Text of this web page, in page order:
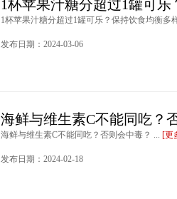
1杯苹果汁糖分超过1罐可
1杯苹果汁糖分超过1罐可乐？保持饮食均衡多
发布日期：2024-03-06
海鲜与维生素C不能同吃？
海鲜与维生素C不能同吃？否则会中毒？ ... [更
发布日期：2024-02-18